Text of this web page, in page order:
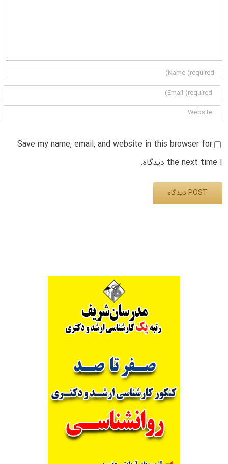
Save my name, email, and website in this browser for
the next time I دیدگاه.